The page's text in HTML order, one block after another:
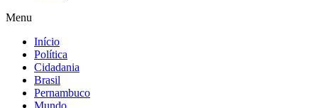
Menu
Início
Política
Cidadania
Brasil
Pernambuco
Mundo